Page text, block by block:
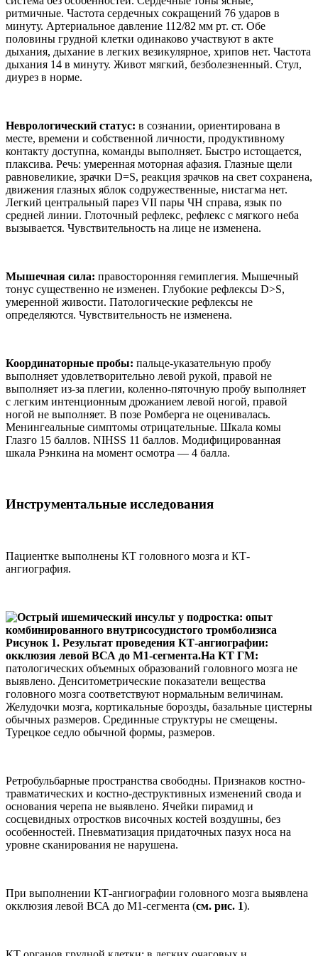
ритмичные. Частота сердечных сокращений 76 ударов в
минуту. Артериальное давление 112/82 мм рт. ст. Обе
половины грудной клетки одинаково участвуют в акте
дыхания, дыхание в легких везикулярное, хрипов нет. Частота
дыхания 14 в минуту. Живот мягкий, безболезненный. Стул,
диурез в норме.
Неврологический статус: в сознании, ориентирована в
месте, времени и собственной личности, продуктивному
контакту доступна, команды выполняет. Быстро истощается,
плаксива. Речь: умеренная моторная афазия. Глазные щели
равновеликие, зрачки D=S, реакция зрачков на свет сохранена,
движения глазных яблок содружественные, нистагма нет.
Легкий центральный парез VII пары ЧН справа, язык по
средней линии. Глоточный рефлекс, рефлекс с мягкого неба
вызывается. Чувствительность на лице не изменена.
Мышечная сила: правосторонняя гемиплегия. Мышечный
тонус существенно не изменен. Глубокие рефлексы D>S,
умеренной живости. Патологические рефлексы не
определяются. Чувствительность не изменена.
Координаторные пробы: пальце-указательную пробу
выполняет удовлетворительно левой рукой, правой не
выполняет из-за плегии, коленно-пяточную пробу выполняет
с легким интенционным дрожанием левой ногой, правой
ногой не выполняет. В позе Ромберга не оценивалась.
Менингеальные симптомы отрицательные. Шкала комы
Глазго 15 баллов. NIHSS 11 баллов. Модифицированная
шкала Рэнкина на момент осмотра — 4 балла.
Инструментальные исследования
Пациентке выполнены КТ головного мозга и КТ-
ангиография.
Рисунок 1. Результат проведения КТ-ангиографии:
окклюзия левой ВСА до М1-сегмента.На КТ ГМ:
патологических объемных образований головного мозга не
выявлено. Денситометрические показатели вещества
головного мозга соответствуют нормальным величинам.
Желудочки мозга, кортикальные борозды, базальные цистерны
обычных размеров. Срединные структуры не смещены.
Турецкое седло обычной формы, размеров.
Ретробульбарные пространства свободны. Признаков костно-
травматических и костно-деструктивных изменений свода и
основания черепа не выявлено. Ячейки пирамид и
сосцевидных отростков височных костей воздушны, без
особенностей. Пневматизация придаточных пазух носа на
уровне сканирования не нарушена.
При выполнении КТ-ангиографии головного мозга выявлена
окклюзия левой ВСА до М1-сегмента (см. рис. 1).